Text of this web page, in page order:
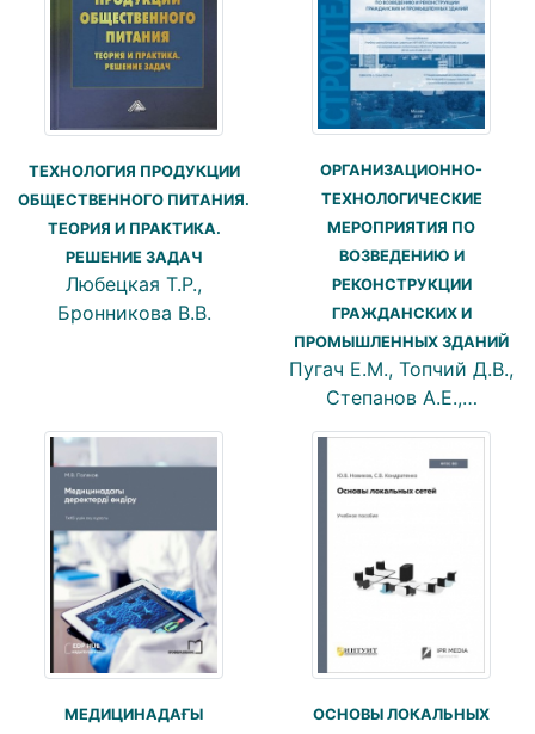
ТЕХНОЛОГИЯ ПРОДУКЦИИ
ОБЩЕСТВЕННОГО ПИТАНИЯ.
ТЕОРИЯ И ПРАКТИКА.
РЕШЕНИЕ ЗАДАЧ
Любецкая Т.Р.,
Бронникова В.В.
ОРГАНИЗАЦИОННО-
ТЕХНОЛОГИЧЕСКИЕ
МЕРОПРИЯТИЯ ПО
ВОЗВЕДЕНИЮ И
РЕКОНСТРУКЦИИ
ГРАЖДАНСКИХ И
ПРОМЫШЛЕННЫХ ЗДАНИЙ
Пугач Е.М., Топчий Д.В.,
Степанов А.Е.,…
МЕДИЦИНАДАҒЫ ОСНОВЫ ЛОКАЛЬНЫХ